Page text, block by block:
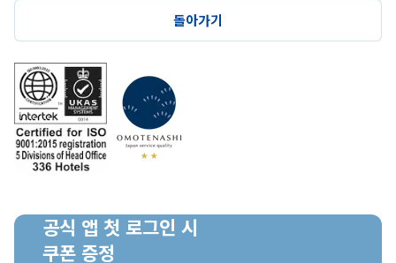
돌아가기
공식 앱 첫 로그인 시
쿠폰 증정